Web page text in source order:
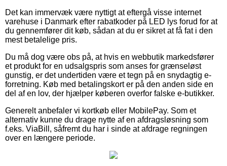
Det kan immervæk være nyttigt at eftergå visse internet
varehuse i Danmark efter rabatkoder på LED lys forud for at
du gennemfører dit køb, sådan at du er sikret at få fat i den
mest betalelige pris.
Du må dog være obs på, at hvis en webbutik markedsfører
et produkt for en udsalgspris som anses for grænseløst
gunstig, er det undertiden være et tegn på en snydagtig e-
forretning. Køb med betalingskort er på den anden side en
del af en lov, der hjælper køberen overfor falske e-butikker.
Generelt anbefaler vi kortkøb eller MobilePay. Som et
alternativ kunne du drage nytte af en afdragsløsning som
f.eks. ViaBill, såfremt du har i sinde at afdrage regningen
over en længere periode.